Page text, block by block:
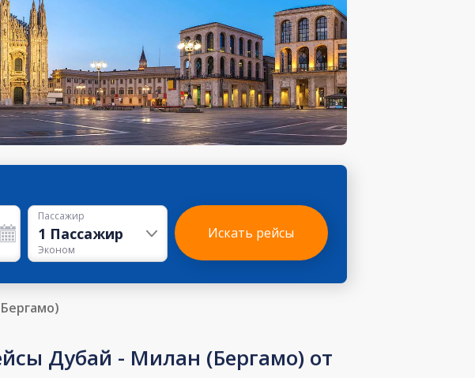
Пассажир
1 Пассажир
Эконом
Искать рейсы
Дубай - Милан (Бергамо) от